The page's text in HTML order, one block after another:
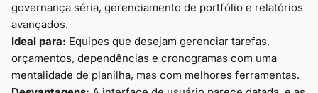
governança séria, gerenciamento de portfólio e relatórios
avançados.
Ideal para: Equipes que desejam gerenciar tarefas,
orçamentos, dependências e cronogramas com uma
mentalidade de planilha, mas com melhores ferramentas.